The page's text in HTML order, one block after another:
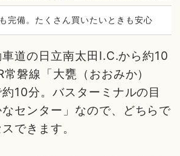
完備。たくさん買いたいときも安心
道の日立南太田I.C.から約10
磐線「大甕（おおみか）
10分。バスターミナルの目
センター」なので、どちらで
できます。